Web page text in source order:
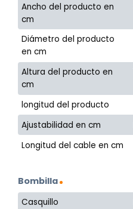
Ancho del producto en
cm
Diámetro del producto
en cm
Altura del producto en
cm
longitud del producto
Ajustabilidad en cm
Longitud del cable en cm
Bombilla
Casquillo